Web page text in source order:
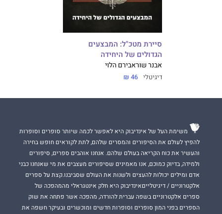
סיירת מטכ"ל: המבצעים
הגדולים של היחידה
אבנר שוראבירם הלוי
דיגיטלי 46 ₪
משימת העל של אינדיבוק היא לאפשר לכמה שיותר סופרים וסופרות
להפיץ לעולם את הסיפורים והמסרים שלהם, לתת לקוראים חופש בחירה
והעשיר את כוח הקריאה בעולם שלהם. אנחנו אוהבים ספרים, סיפורים
ולמידה, בדיוק כמוכם, אנו מאמינים שסיפורים מעצבים את מי שאנחנו כבני
אדם ומילים יכולות להעצים ולשנות את העולם שסביבנו.קצת על ספרים
אלקטרוניים / דיגיטלייםאינדיבוק היא חלק אינטגראלי מהמהפכה של
ספרים אלקטרוניים בשפה עברית להורדה, מהפכה אשר פתחה את שוק
הספרים בפני המון סופרים וסופרות חדשים ומוכשרים ובעיקר חשפה את